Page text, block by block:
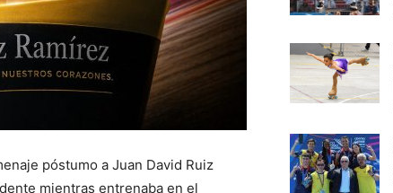
póstumo a Juan David Ruiz
mientras entrenaba en el